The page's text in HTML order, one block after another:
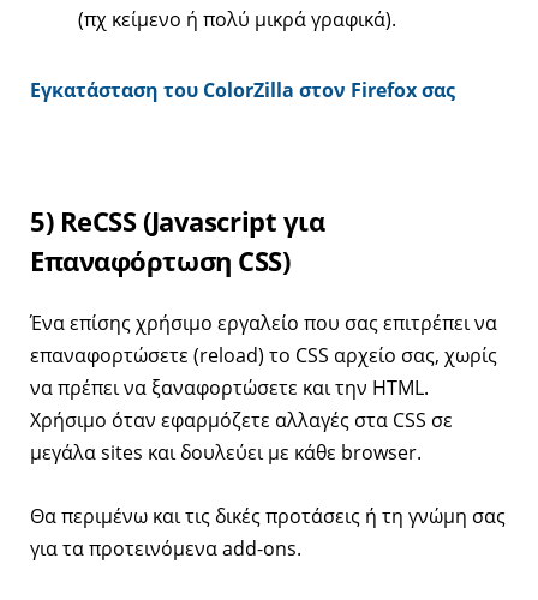
(πχ κείμενο ή πολύ μικρά γραφικά).
Εγκατάσταση του ColorZilla στον Firefox σας
5) ReCSS (Javascript για
Επαναφόρτωση CSS)
Ένα επίσης χρήσιμο εργαλείο που σας επιτρέπει να
επαναφορτώσετε (reload) το CSS αρχείο σας, χωρίς
να πρέπει να ξαναφορτώσετε και την HTML.
Xρήσιμο όταν εφαρμόζετε αλλαγές στα CSS σε
μεγάλα sites και δουλεύει με κάθε browser.
Θα περιμένω και τις δικές προτάσεις ή τη γνώμη σας
για τα προτεινόμενα add-ons.